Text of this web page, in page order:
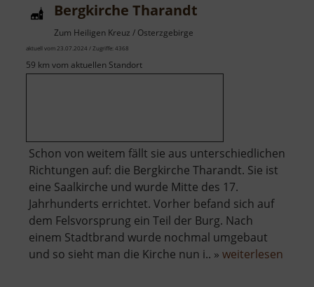
Bergkirche Tharandt
Zum Heiligen Kreuz / Osterzgebirge
aktuell vom 23.07.2024 / Zugriffe: 4368
59 km vom aktuellen Standort
Schon von weitem fällt sie aus unterschiedlichen
Richtungen auf: die Bergkirche Tharandt. Sie ist
eine Saalkirche und wurde Mitte des 17.
Jahrhunderts errichtet. Vorher befand sich auf
dem Felsvorsprung ein Teil der Burg. Nach
einem Stadtbrand wurde nochmal umgebaut
und so sieht man die Kirche nun i.. » weiterlesen